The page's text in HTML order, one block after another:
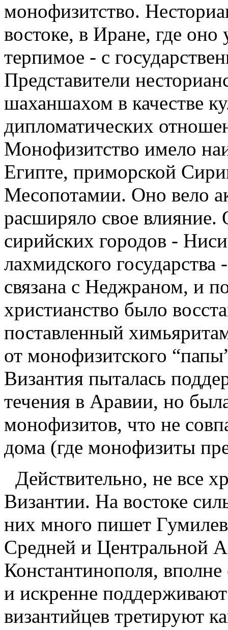
монофизитство.
востоке, в Иране, где
терпимое - с
Представители
шаханшахом в качестве
дипломатических
Монофизитство имело
Египте, приморской
Месопотамии. Оно вело
расширяло свое
сирийских городов -
лахмидского
связана с Неджраном, и
христианство было
поставленный
от монофизитского
Византия пыталась
течения в Аравии, но
монофизитов, что не
дома (где монофизиты
Действительно, не все
Византии. На востоке
них много пишет
Средней и Центральной
Константинополя,
и искренне
византийцев третируют